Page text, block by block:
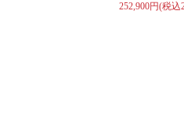
252,900円(税込